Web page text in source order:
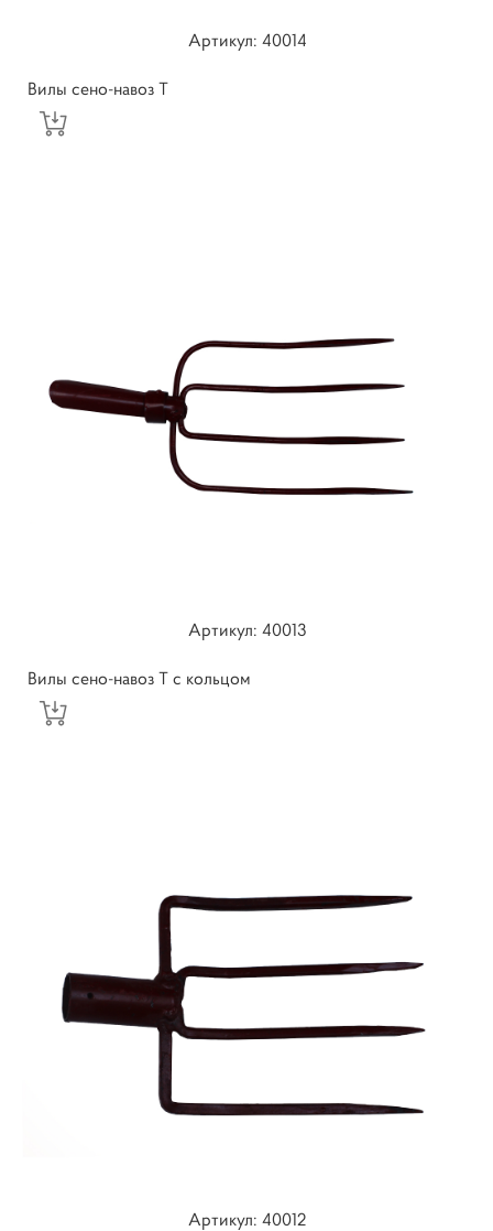
Артикул: 40014
Вилы сено-навоз Т
Артикул: 40013
Вилы сено-навоз Т с кольцом
Артикул: 40012